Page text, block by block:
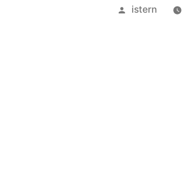
Publicado
istern